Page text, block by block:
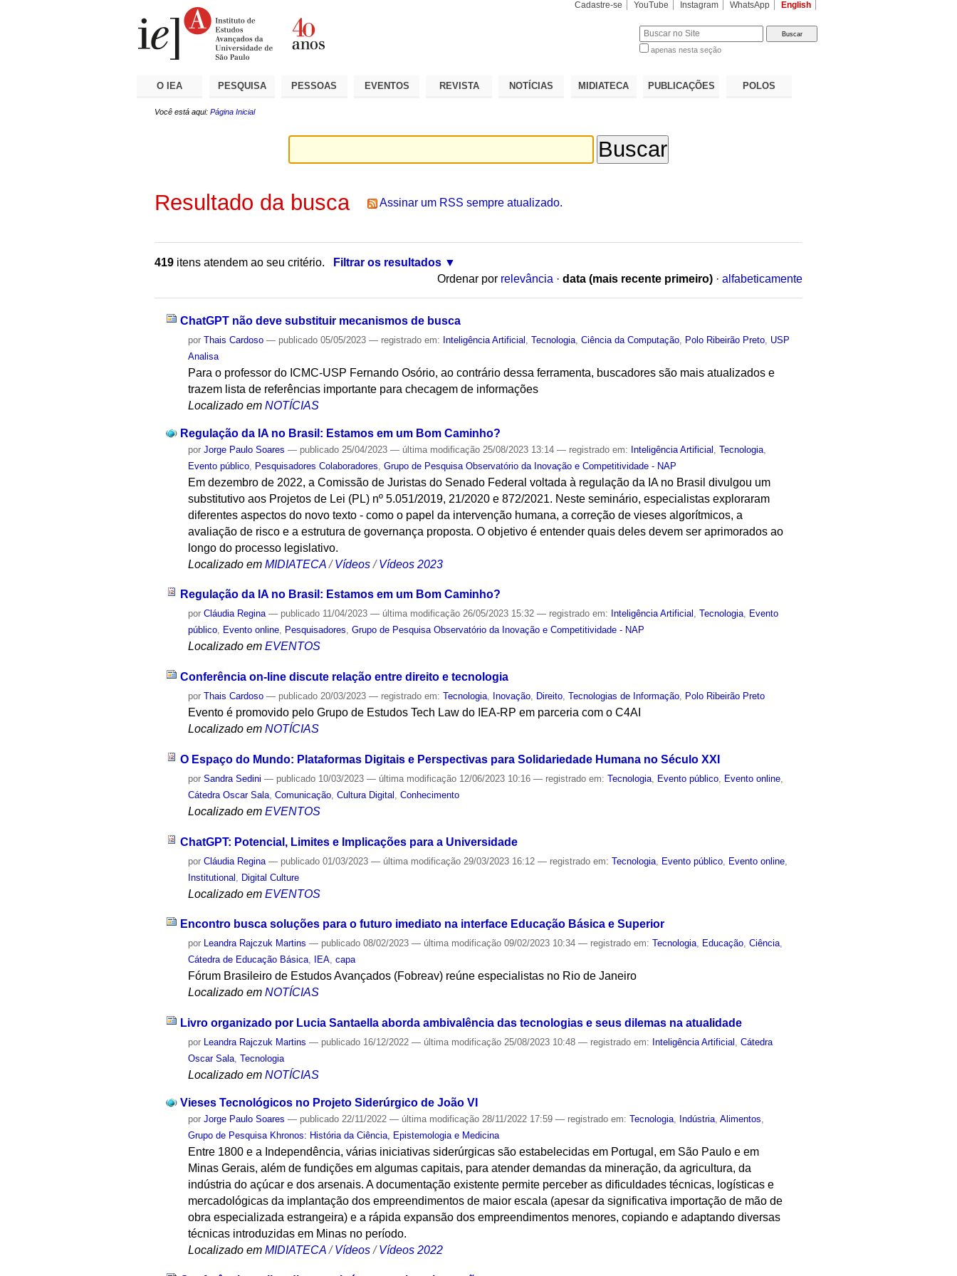
Cadastre-se YouTube Instagram WhatsApp English
apenas nesta seção
O IEA PESQUISA PESSOAS EVENTOS REVISTA NOTÍCIAS MIDIATECA PUBLICAÇÕES POLOS
Você está aqui: Página Inicial
Resultado da busca Assinar um RSS sempre atualizado.
419 itens atendem ao seu critério.
Filtrar os resultados
Ordenar por relevância · data (mais recente primeiro) · alfabeticamente
ChatGPT não deve substituir mecanismos de busca
porThais Cardoso — publicado 05/05/2023— registrado em: Inteligência Artificial ,Tecnologia ,Ciência da Computação Polo Ribeirão Preto USP
Analisa
Para o professor do ICMC-USP Fernando Osório, ao contrário dessa ferramenta, buscadores são mais atualizados e
trazem lista de referências importante para checagem de informações
Localizado em NOTÍCIAS
Regulação da IA no Brasil: Estamos em um Bom Caminho?
porJorge Paulo Soares — publicado 25/04/2023— última modificação 25/08/2023 13:14— registrado em: Inteligência Artificial ,Tecnologia
Evento público Pesquisadores Colaboradores ,Grupo de Pesquisa Observatório da Inovação e Competitividade - NAP
Em dezembro de 2022, a Comissão de Juristas do Senado Federal voltada à regulação da IA no Brasil divulgou um
substitutivo aos Projetos de Lei (PL) nº 5.051/2019, 21/2020 e 872/2021. Neste seminário, especialistas exploraram
diferentes aspectos do novo texto - como o papel da intervenção humana, a correção de vieses algorítmicos, a
avaliação de risco e a estrutura de governança proposta. O objetivo é entender quais deles devem ser aprimorados ao
longo do processo legislativo.
Localizado em MIDIATECA /Vídeos /Vídeos 2023
Regulação da IA no Brasil: Estamos em um Bom Caminho?
porCláudia Regina — publicado 11/04/2023— última modificação 26/05/2023 15:32— registrado em: Inteligência Artificial ,Tecnologia, Evento
público, Evento online, Pesquisadores,Grupo de Pesquisa Observatório da Inovação e Competitividade - NAP
Localizado em EVENTOS
Conferência on-line discute relação entre direito e tecnologia
porThais Cardoso — publicado 20/03/2023— registrado em:Tecnologia, Inovação, Direito,Tecnologias de Informação, Polo Ribeirão Preto
Evento é promovido pelo Grupo de Estudos Tech Law do IEA-RP em parceria com o C4AI
Localizado em NOTÍCIAS
O Espaço do Mundo: Plataformas Digitais e Perspectivas para Solidariedade Humana no Século XXI
porSandra Sedini — publicado 10/03/2023— última modificação 12/06/2023 10:16— registrado em:Tecnologia Evento público Evento online
Cátedra Oscar Sala ,Comunicação ,Cultura Digital ,Conhecimento
Localizado em EVENTOS
ChatGPT: Potencial, Limites e Implicações para a Universidade
porCláudia Regina — publicado 01/03/2023— última modificação 29/03/2023 16:12— registrado em:Tecnologia Evento público Evento online
Institutional
Digital Culture
Localizado em EVENTOS
Encontro busca soluções para o futuro imediato na interface Educação Básica e Superior
por Leandra Rajczuk Martins — publicado 08/02/2023— última modificação 09/02/2023 10:34— registrado em:Tecnologia, Educação,Ciência,
Cátedra de Educação Básica, IEA,capa
Fórum Brasileiro de Estudos Avançados (Fobreav) reúne especialistas no Rio de Janeiro
Localizado em NOTÍCIAS
Livro organizado por Lucia Santaella aborda ambivalência das tecnologias e seus dilemas na atualidade
por Leandra Rajczuk Martins — publicado 16/12/2022— última modificação 25/08/2023 10:48— registrado em: Inteligência Artificial ,Cátedra
Oscar Sala ,Tecnologia
Localizado em NOTÍCIAS
Vieses Tecnológicos no Projeto Siderúrgico de João VI
porJorge Paulo Soares — publicado 22/11/2022— última modificação 28/11/2022 17:59— registrado em:Tecnologia Indústria ,Alimentos
Grupo de Pesquisa Khronos: História da Ciência, Epistemologia e Medicina
Entre 1800 e a Independência, várias iniciativas siderúrgicas são estabelecidas em Portugal, em São Paulo e em
Minas Gerais, além de fundições em algumas capitais, para atender demandas da mineração, da agricultura, da
indústria do açúcar e dos arsenais. A documentação existente permite perceber as dificuldades técnicas, logísticas e
mercadológicas da implantação dos empreendimentos de maior escala (apesar da significativa importação de mão de
obra especializada estrangeira) e a rápida expansão dos empreendimentos menores, copiando e adaptando diversas
técnicas introduzidas em Minas no período.
Localizado em MIDIATECA /Vídeos /Vídeos 2022